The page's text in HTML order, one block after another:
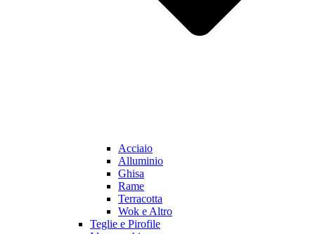
Acciaio
Alluminio
Ghisa
Rame
Terracotta
Wok e Altro
Teglie e Pirofile